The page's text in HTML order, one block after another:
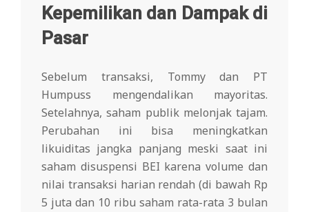
Kepemilikan dan Dampak di
Pasar
Sebelum transaksi, Tommy dan PT
Humpuss mengendalikan mayoritas.
Setelahnya, saham publik melonjak tajam.
Perubahan ini bisa meningkatkan
likuiditas jangka panjang meski saat ini
saham disuspensi BEI karena volume dan
nilai transaksi harian rendah (di bawah Rp
5 juta dan 10 ribu saham rata-rata 3 bulan